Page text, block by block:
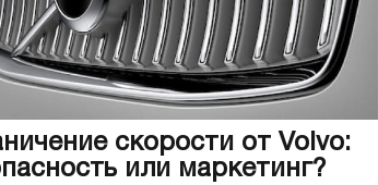
скорости от Volvo:
или маркетинг?